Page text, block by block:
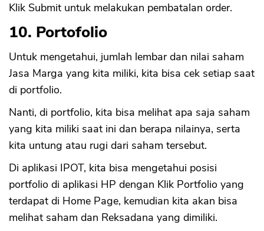
Klik Submit untuk melakukan pembatalan order.
10. Portofolio
Untuk mengetahui, jumlah lembar dan nilai saham
Jasa Marga yang kita miliki, kita bisa cek setiap saat
di portfolio.
Nanti, di portfolio, kita bisa melihat apa saja saham
yang kita miliki saat ini dan berapa nilainya, serta
kita untung atau rugi dari saham tersebut.
Di aplikasi IPOT, kita bisa mengetahui posisi
portfolio di aplikasi HP dengan Klik Portfolio yang
terdapat di Home Page, kemudian kita akan bisa
melihat saham dan Reksadana yang dimiliki.